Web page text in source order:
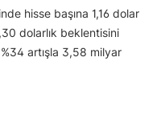
hisse başına 1,16 dolar
dolarlık beklentisini
artışla 3,58 milyar